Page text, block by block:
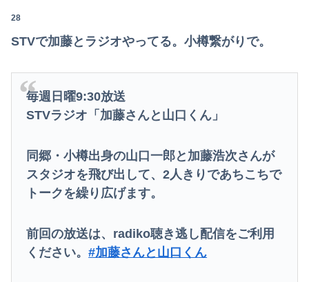
28
STVで加藤とラジオやってる。小樽繋がりで。
毎週日曜9:30放送
STVラジオ「加藤さんと山口くん」
同郷・小樽出身の山口一郎と加藤浩次さんが
スタジオを飛び出して、2人きりであちこちで
トークを繰り広げます。
前回の放送は、radiko聴き逃し配信をご利用
ください。#加藤さんと山口くん